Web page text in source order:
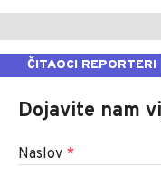
ČITAOCI REPORTERI
Dojavite nam
Naslov *